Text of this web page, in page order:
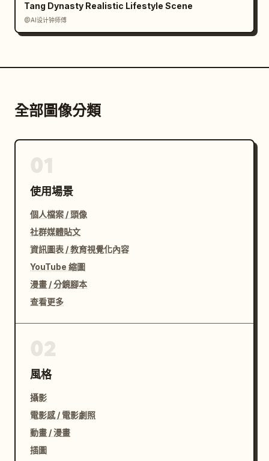
Tang Dynasty Realistic Lifestyle Scene
@AI设计钟师傅
全部圖像分類
使用場景
個人檔案 / 頭像
社群媒體貼文
資訊圖表 / 教育視覺化內容
YouTube 縮圖
漫畫 / 分鏡腳本
查看更多
風格
攝影
電影感 / 電影劇照
動畫 / 漫畫
插圖